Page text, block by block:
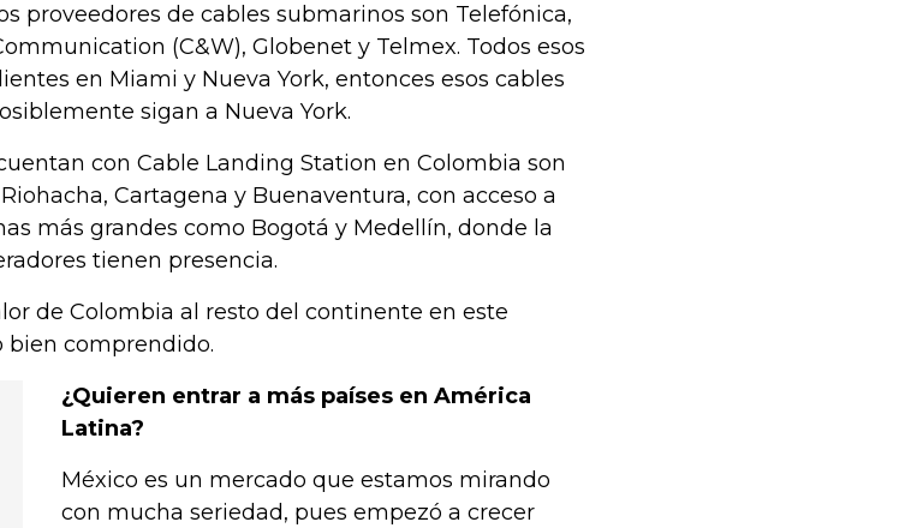
proveedores de cables submarinos son Telefónica,
(C&W), Globenet y Telmex. Todos esos
en Miami y Nueva York, entonces esos cables
sigan a Nueva York.
con Cable Landing Station en Colombia son
Cartagena y Buenaventura, con acceso a
más grandes como Bogotá y Medellín, donde la
tienen presencia.
de Colombia al resto del continente en este
bien comprendido.
¿Quieren entrar a más países en América
Latina?
México es un mercado que estamos mirando
con mucha seriedad, pues empezó a crecer